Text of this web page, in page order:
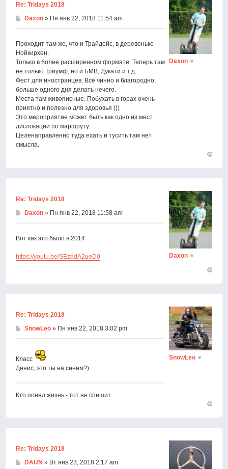
Re: Tridays 2018
Daxon » Пн янв 22, 2018 11:54 am
Проходит там же, что и Трайдейс, в деревеньке
Нойкирхен.
Только в более расширенном формате. Теперь там
не только Триумф, но и БМВ, Дукати и т.д.
Фест для иностранцев. Всё чинно и благородно,
больше одного дня делать нечего.
Места там живописные. Побухать в горах очень
приятно и полезно для здоровья )))
Это мероприятие может быть как одно из мест
дислокации по маршруту.
Целенаправленно туда ехать и тусить там нет
смысла.
Daxon
Re: Tridays 2018
Daxon » Пн янв 22, 2018 11:58 am
Вот как это было в 2014
https://youtu.be/SEzddA2ueD0 Daxon
Re: Tridays 2018
SnowLeo » Пн янв 22, 2018 3:02 pm
Класс
Денис, это ты на синем?)
Кто понял жизнь - тот не спешит.
SnowLeo
Re: Tridays 2018
DAUN » Вт янв 23, 2018 2:17 am